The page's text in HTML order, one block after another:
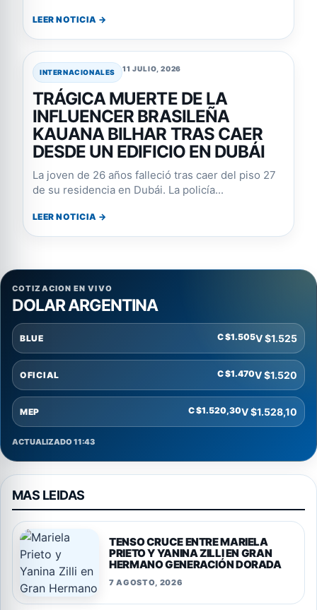
LEER NOTICIA →
INTERNACIONALES 11 JULIO, 2026
TRÁGICA MUERTE DE LA
INFLUENCER BRASILEÑA
KAUANA BILHAR TRAS CAER
DESDE UN EDIFICIO EN DUBÁI
La joven de 26 años falleció tras caer del piso 27
de su residencia en Dubái. La policía...
LEER NOTICIA →
COTIZACION EN VIVO
DOLAR ARGENTINA
BLUE C $1.505V $1.525
OFICIAL C $1.470V $1.520
MEP C $1.520,30V $1.528,10
ACTUALIZADO 11:43
MAS LEIDAS
TENSO CRUCE ENTRE MARIELA
PRIETO Y YANINA ZILLI EN GRAN
HERMANO GENERACIÓN DORADA
7 AGOSTO, 2026